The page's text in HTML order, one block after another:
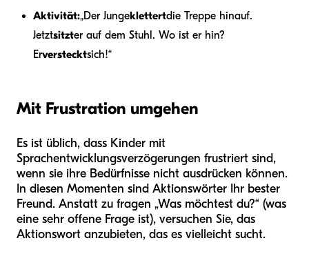
Aktivität:„Der Jungeklettertdie Treppe hinauf.
Jetztsitzter auf dem Stuhl. Wo ist er hin?
Erverstecktsich!“
Mit Frustration umgehen
Es ist üblich, dass Kinder mit
Sprachentwicklungsverzögerungen frustriert sind,
wenn sie ihre Bedürfnisse nicht ausdrücken können.
In diesen Momenten sind Aktionswörter Ihr bester
Freund. Anstatt zu fragen „Was möchtest du?“ (was
eine sehr offene Frage ist), versuchen Sie, das
Aktionswort anzubieten, das es vielleicht sucht.